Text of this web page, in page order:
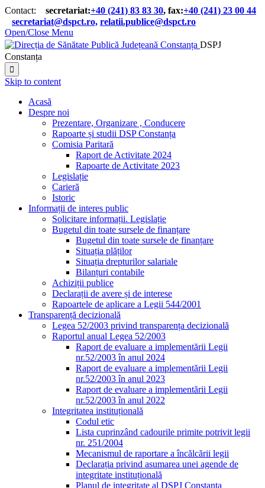
Contact: secretariat:+40 (241) 83 83 30, fax:+40 (241) 23 00 44
secretariat@dspct.ro, relatii.publice@dspct.ro
Open/Close Menu
DSPJ
Constanța

Skip to content
Acasă
Despre noi
Prezentare, Organizare , Conducere
Rapoarte și studii DSP Constanța
Comisia Paritară
Raport de Activitate 2024
Rapoarte de Activitate 2023
Legislație
Carieră
Istoric
Informații de interes public
Solicitare informații. Legislație
Bugetul din toate sursele de finanțare
Bugetul din toate sursele de finanțare
Situația plăților
Situația drepturilor salariale
Bilanțuri contabile
Achiziții publice
Declarații de avere și de interese
Rapoartele de aplicare a Legii 544/2001
Transparență decizională
Legea 52/2003 privind transparența decizională
Raportul anual Legea 52/2003
Raport de evaluare a implementării Legii
nr.52/2003 în anul 2024
Raport de evaluare a implementării Legii
nr.52/2003 în anul 2023
Raport de evaluare a implementării Legii
nr.52/2003 în anul 2022
Integritatea instituțională
Codul etic
Lista cuprinzând cadourile primite potrivit legii
nr. 251/2004
Mecanismul de raportare a încălcării legii
Declarația privind asumarea unei agende de
integritate instituțională
Planul de integritate al DSPJ Constanța